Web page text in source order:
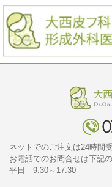
ネットでのご注文は24時間
お電話でのお問合せは下記
平日 9:30～17:30